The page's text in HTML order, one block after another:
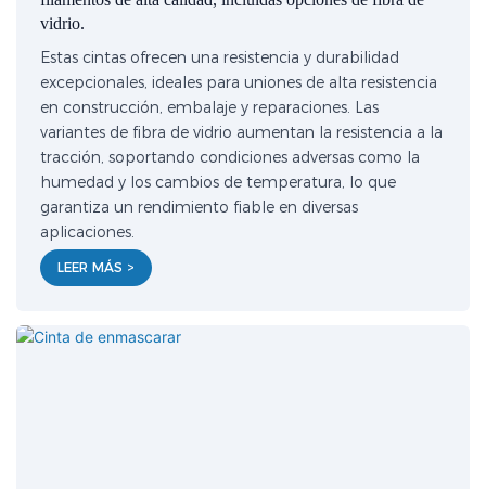
vidrio.
Estas cintas ofrecen una resistencia y durabilidad
excepcionales, ideales para uniones de alta resistencia
en construcción, embalaje y reparaciones. Las
variantes de fibra de vidrio aumentan la resistencia a la
tracción, soportando condiciones adversas como la
humedad y los cambios de temperatura, lo que
garantiza un rendimiento fiable en diversas
aplicaciones.
LEER MÁS >